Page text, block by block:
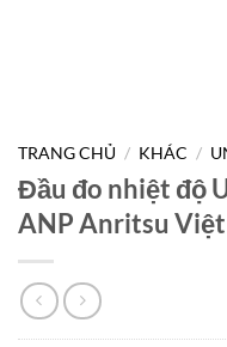
TRANG CHỦ / KHÁC /
Đầu đo nhiệt độ
ANP Anritsu